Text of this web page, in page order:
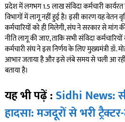
प्रदेश में लगभग 1.5 लाख संविदा कर्मचारी
विभागों में लागू नहीं हुई है। इसी कारण यह वेतन
कर्मचारियों को ही मिलेगी, संघ ने सरकार से मांग
नीति लागू की जाए, ताकि सभी संविदा
कर्मचारी संघ ने इस निर्णय के लिए मुख्यमंत्री डॉ.
आभार जताया है और इसे लंबे समय से चली आ रही
बताया है।
यह भी पढ़ें : Sidhi News:
हादसा: मजदूरों से भरी